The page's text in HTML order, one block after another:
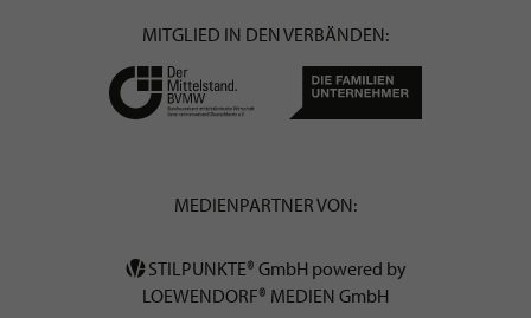
MITGLIED IN DEN VERBÄNDEN:
MEDIENPARTNER VON:
STILPUNKTE® GmbH powered by
LOEWENDORF® MEDIEN GmbH